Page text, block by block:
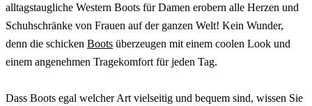
alltagstaugliche Western Boots für Damen erobern alle Herzen und
Schuhschränke von Frauen auf der ganzen Welt! Kein Wunder,
denn die schicken Boots überzeugen mit einem coolen Look und
einem angenehmen Tragekomfort für jeden Tag.
Dass Boots egal welcher Art vielseitig und bequem sind, wissen Sie